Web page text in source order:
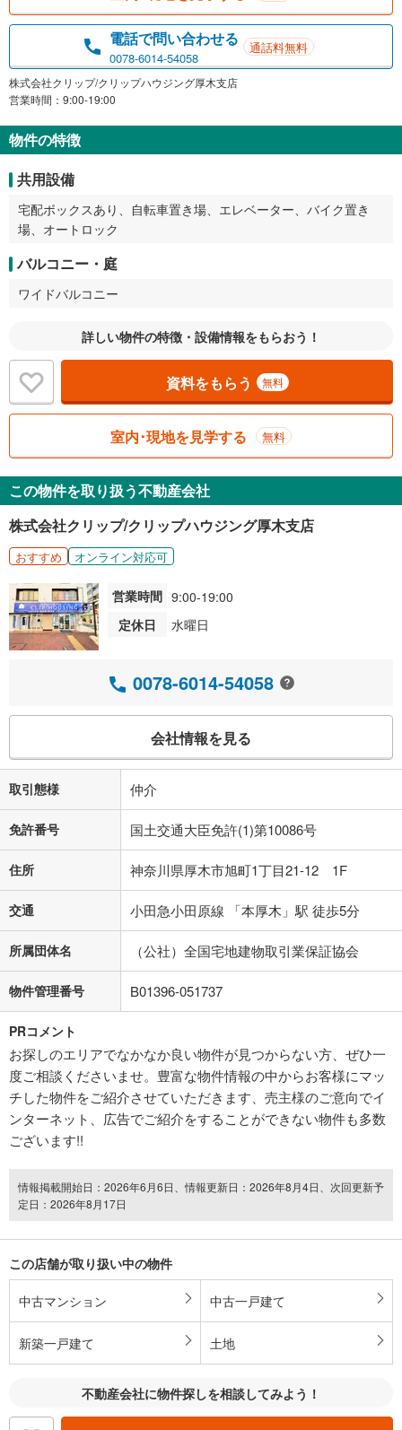
電話で問い合わせる
0078-6014-54058
通話料無料
株式会社クリップ/クリップハウジング厚木支店
営業時間：9:00-19:00
物件の特徴
共用設備
宅配ボックスあり、自転車置き場、エレベーター、バイク置き
場、オートロック
バルコニー・庭
ワイドバルコニー
詳しい物件の特徴・設備情報をもらおう！
資料をもらう 無料
室内･現地を見学する 無料
この物件を取り扱う不動産会社
株式会社クリップ/クリップハウジング厚木支店
おすすめ オンライン対応可
営業時間 9:00-19:00
定休日
水曜日
0078-6014-54058
会社情報を見る
取引態様 仲介
免許番号 国土交通大臣免許(1)第10086号
住所 神奈川県厚木市旭町1丁目21-12 1F
交通 小田急小田原線 「本厚木」駅 徒歩5分
所属団体名 （公社）全国宅地建物取引業保証協会
物件管理番号 B01396-051737
PRコメント
お探しのエリアでなかなか良い物件が見つからない方、ぜひ一
度ご相談くださいませ。豊富な物件情報の中からお客様にマッ
チした物件をご紹介させていただきます、売主様のご意向でイ
ンターネット、広告でご紹介をすることができない物件も多数
ございます!!
情報掲載開始日：2026年6月6日、情報更新日：2026年8月4日、次回更新予
定日：2026年8月17日
この店舗が取り扱い中の物件
中古マンション 中古一戸建て
新築一戸建て 土地
不動産会社に物件探しを相談してみよう！